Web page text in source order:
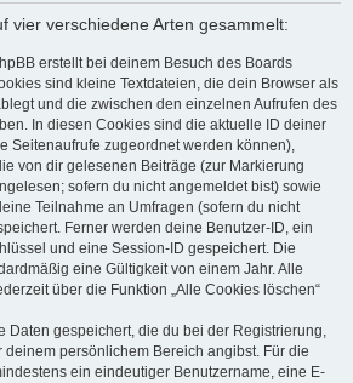
vier verschiedene Arten gesammelt:
erstellt bei deinem Besuch des Boards
sind kleine Textdateien, die dein Browser als
und die zwischen den einzelnen Aufrufen des
In diesen Cookies sind die aktuelle ID deiner
Seitenaufrufe zugeordnet werden können),
von dir gelesenen Beiträge (zur Markierung
sofern du nicht angemeldet bist) sowie
Teilnahme an Umfragen (sofern du nicht
Ferner werden deine Benutzer-ID, ein
und eine Session-ID gespeichert. Die
eine Gültigkeit von einem Jahr. Alle
über die Funktion „Alle Cookies löschen“
Daten gespeichert, die du bei der Registrierung,
deinem persönlichem Bereich angibst. Für die
ein eindeutiger Benutzername, eine E-